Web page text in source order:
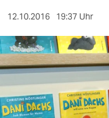
sport
berlin
nord
wahrheit
12.10.2016 19:37 Uhr